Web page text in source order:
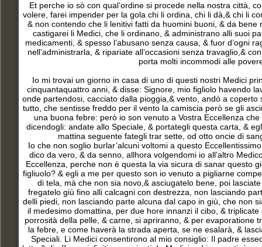
Et perche io sò con qual’ordine si procede nella nostra città,
volere, farei impender per la gola chi li ordina, chi li dà,& chi li
& non contendo che li lenitivi fatti da huomini buoni, & da
castigarei li Medici, che li ordinano, & administrano alli suoi
medicamenti, & spesso l’abusano senza causa, & fuor d’ogni
nell’administrarla, & ripariate all’occasioni senza travaglio,&
porta molti incommodi alle
Io mi trovai un giorno in casa di uno di questi nostri Medici
cinquantaquattro anni, & disse: Signore, mio figliolo havendo
onde partendosi, cacciato dalla pioggia,& vento, andò a
tutto, che sentisse freddo per il vento la camiscia però se gli
una buona febre: però io son venuto a Vostra Eccellenza
dicendogli: andate allo Speciale, & portategli questa carta, &
mattina seguente fategli trar sette, od otto oncie di
Io che non soglio burlar’alcuni voltomi a questo
dico da vero, & da senno, allhora volgendomi io all’altro
Eccellenza, perche non è questa la via sicura di sanar questo
figliuolo? & egli a me per questo son io venuto a pigliarne
di tela, mà che non sia novo,& asciugatelo bene, poi
fregatelo giù fino alli calcagni con destrezza, non lasciando
delli piedi, non lasciando parte alcuna dal capo in giù, che non
il medesimo domattina, per due hore innanzi il cibo, &
porrosità della pelle, & carne, si apriranno, & per evaporatione
la febre, e come haverà la strada aperta, se ne esalarà, &
Speciali. Li Medici consentirono al mio consiglio: Il padre